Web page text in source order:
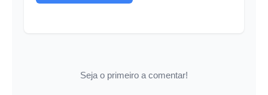
Seja o primeiro a comentar!